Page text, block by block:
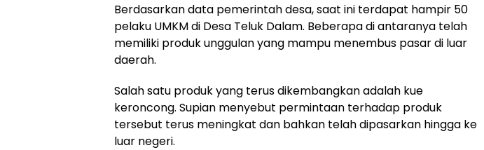
Berdasarkan data pemerintah desa, saat ini terdapat hampir 50
pelaku UMKM di Desa Teluk Dalam. Beberapa di antaranya telah
memiliki produk unggulan yang mampu menembus pasar di luar
daerah.
Salah satu produk yang terus dikembangkan adalah kue
keroncong. Supian menyebut permintaan terhadap produk
tersebut terus meningkat dan bahkan telah dipasarkan hingga ke
luar negeri.